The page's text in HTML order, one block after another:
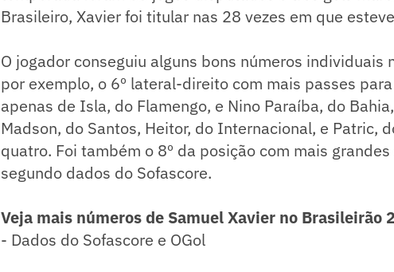
Brasileiro, Xavier foi titular nas 28 vezes em que
O jogador conseguiu alguns bons números individuais
por exemplo, o 6º lateral-direito com mais passes
apenas de Isla, do Flamengo, e Nino Paraíba, do
Madson, do Santos, Heitor, do Internacional, e Patric,
quatro. Foi também o 8º da posição com mais
segundo dados do Sofascore.
Veja mais números de Samuel Xavier no Brasileirão
- Dados do Sofascore e OGol